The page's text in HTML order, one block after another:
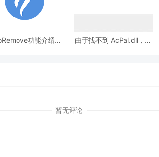
功能介绍及
由于找不到 AcPal.dll，无
暂无评论